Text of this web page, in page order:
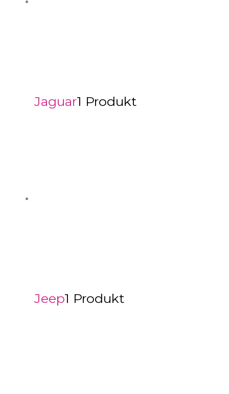
Jaguar1 Produkt
Jeep1 Produkt